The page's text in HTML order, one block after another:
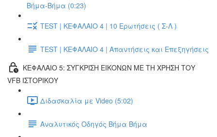
Βήμα-Βήμα (0:23)
TEST | ΚΕΦΑΛΑΙΟ 4 | 10 Ερωτήσεις ( Σ-Λ )
TEST | ΚΕΦΑΛΑΙΟ 4 | Απαντήσεις και Επεξηγήσεις
ΚΕΦΑΛΑΙΟ 5: ΣΥΓΚΡΙΣΗ ΕΙΚΟΝΩΝ ΜΕ ΤΗ ΧΡΗΣΗ ΤΟΥ
VFB ΙΣΤΟΡΙΚΟΥ
Διδασκαλία με Video (5:02)
Αναλυτικός Οδηγός Βήμα Βήμα